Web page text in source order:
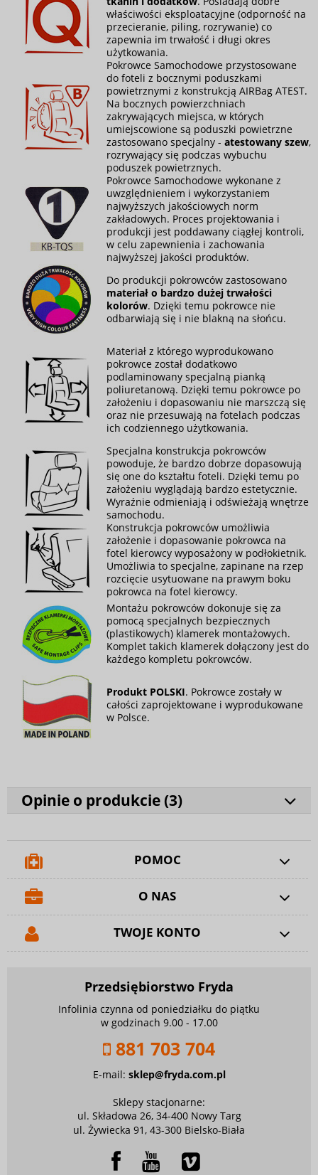
właściwości eksploatacyjne (odporność na
przecieranie, piling, rozrywanie) co
zapewnia im trwałość i długi okres
użytkowania.
Pokrowce Samochodowe przystosowane
do foteli z bocznymi poduszkami
powietrznymi z konstrukcją AIRBag ATEST.
Na bocznych powierzchniach
zakrywających miejsca, w których
umiejscowione są poduszki powietrzne
zastosowano specjalny - atestowany szew,
rozrywający się podczas wybuchu
poduszek powietrznych.
Pokrowce Samochodowe wykonane z
uwzględnieniem i wykorzystaniem
najwyższych jakościowych norm
zakładowych. Proces projektowania i
produkcji jest poddawany ciągłej kontroli,
w celu zapewnienia i zachowania
najwyższej jakości produktów.
Do produkcji pokrowców zastosowano
materiał o bardzo dużej trwałości
kolorów. Dzięki temu pokrowce nie
odbarwiają się i nie blakną na słońcu.
Materiał z którego wyprodukowano
pokrowce został dodatkowo
podlaminowany specjalną pianką
poliuretanową. Dzięki temu pokrowce po
założeniu i dopasowaniu nie marszczą się
oraz nie przesuwają na fotelach podczas
ich codziennego użytkowania.
Specjalna konstrukcja pokrowców
powoduje, że bardzo dobrze dopasowują
się one do kształtu foteli. Dzięki temu po
założeniu wyglądają bardzo estetycznie.
Wyraźnie odmieniają i odświeżają wnętrze
samochodu.
Konstrukcja pokrowców umożliwia
założenie i dopasowanie pokrowca na
fotel kierowcy wyposażony w podłokietnik.
Umożliwia to specjalne, zapinane na rzep
rozcięcie usytuowane na prawym boku
pokrowca na fotel kierowcy.
Montażu pokrowców dokonuje się za
pomocą specjalnych bezpiecznych
(plastikowych) klamerek montażowych.
Komplet takich klamerek dołączony jest do
każdego kompletu pokrowców.
Produkt POLSKI. Pokrowce zostały w
całości zaprojektowane i wyprodukowane
w Polsce.
Opinie o produkcie (3)
POMOC
O NAS
TWOJE KONTO
Przedsiębiorstwo Fryda
Infolinia czynna od poniedziałku do piątku
w godzinach 9.00 - 17.00
881 703 704
E-mail: sklep@fryda.com.pl
Sklepy stacjonarne:
ul. Składowa 26, 34-400 Nowy Targ
ul. Żywiecka 91, 43-300 Bielsko-Biała